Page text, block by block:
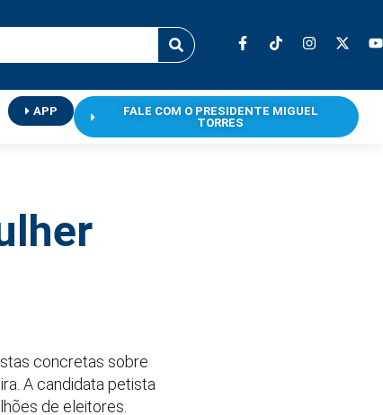
APP
FALE COM O PRESIDENTE MIGUEL
TORRES
concretas sobre
A candidata petista
de eleitores.